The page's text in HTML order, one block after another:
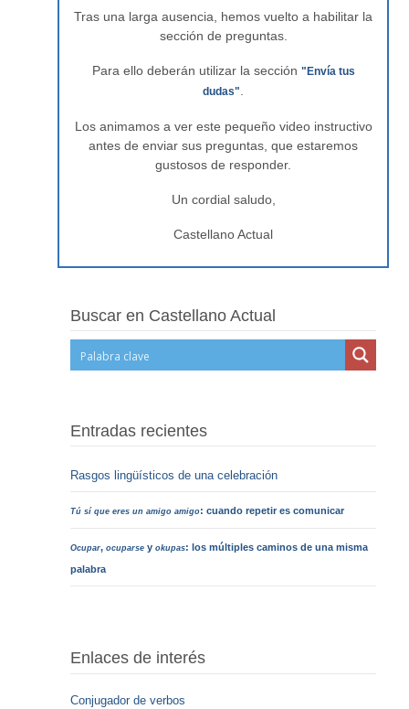
Tras una larga ausencia, hemos vuelto a habilitar la
sección de preguntas.
Para ello deberán utilizar la sección "Envía tus
dudas".
Los animamos a ver este pequeño video instructivo
antes de enviar sus preguntas, que estaremos
gustosos de responder.
Un cordial saludo,
Castellano Actual
Buscar en Castellano Actual
Entradas recientes
Rasgos lingüísticos de una celebración
Tú sí que eres un amigo amigo: cuando repetir es comunicar
Ocupar,ocuparse yokupas: los múltiples caminos de una misma
palabra
Enlaces de interés
Conjugador de verbos